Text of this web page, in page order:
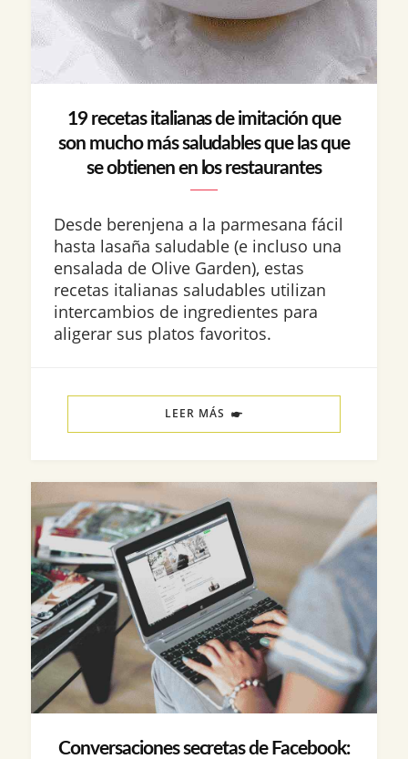
19 recetas italianas de imitación que
son mucho más saludables que las que
se obtienen en los restaurantes
Desde berenjena a la parmesana fácil
hasta lasaña saludable (e incluso una
ensalada de Olive Garden), estas
recetas italianas saludables utilizan
intercambios de ingredientes para
aligerar sus platos favoritos.
LEER MÁS
Conversaciones secretas de Facebook: